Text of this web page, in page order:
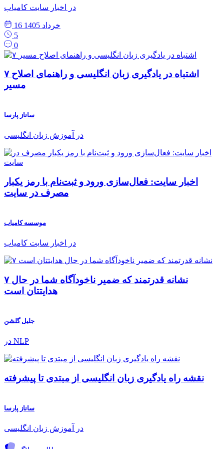
در اخبار سایت کامیاب
16 خرداد 1405
5
0
۷ اشتباه در یادگیری زبان انگلیسی و راهنمای اصلاح
مسیر
ساناز پارسا
در آموزش زبان انگلیسی
اخبار سایت: فعال‌سازی ورود و ثبت‌نام با رمز یکبار
مصرف در سایت
موسسه کامیاب
در اخبار سایت کامیاب
۷ نشانه قدرتمند که ضمیر ناخودآگاه شما در حال
هدایتتان است
جلیل گلشن
در NLP
نقشه راه یادگیری زبان انگلیسی از مبتدی تا پیشرفته
ساناز پارسا
در آموزش زبان انگلیسی